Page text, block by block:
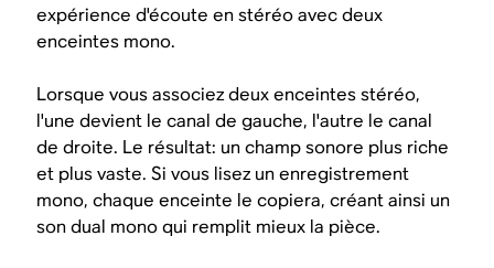
expérience d'écoute en stéréo avec deux
enceintes mono.
Lorsque vous associez deux enceintes stéréo,
l'une devient le canal de gauche, l'autre le canal
de droite. Le résultat: un champ sonore plus riche
et plus vaste. Si vous lisez un enregistrement
mono, chaque enceinte le copiera, créant ainsi un
son dual mono qui remplit mieux la pièce.